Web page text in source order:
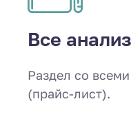
Все
Раздел со
(прайс-лист).